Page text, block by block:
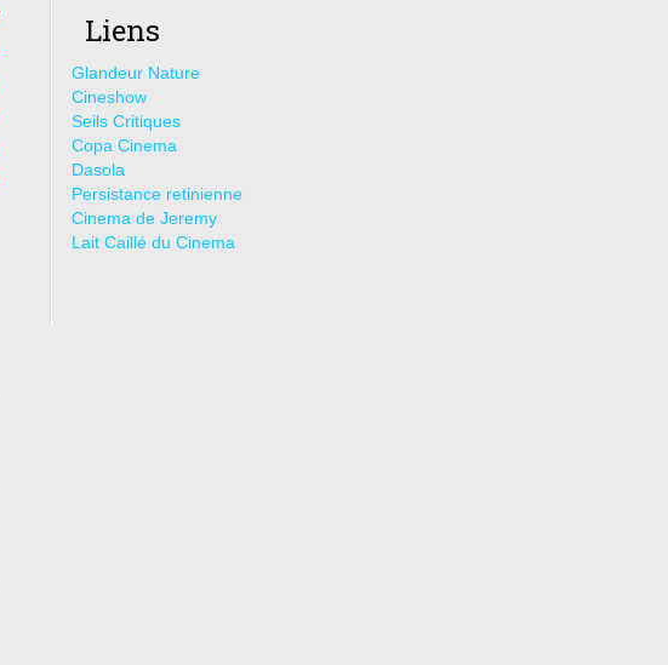
Liens
Glandeur Nature
Cineshow
Seils Critiques
Copa Cinema
Dasola
Persistance retinienne
Cinema de Jeremy
Lait Caillé du Cinema